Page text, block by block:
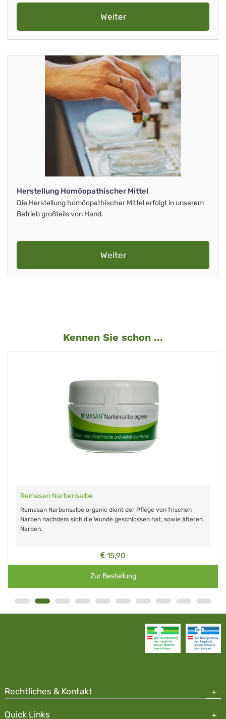
Weiter
Herstellung Homöopathischer Mittel
Die Herstellung homöopathischer Mittel erfolgt in unserem
Betrieb großteils von Hand.
Weiter
Kennen Sie schon ...
Remasan Narbensalbe
Remasan Narbensalbe organic dient der Pflege von frischen
Narben nachdem sich die Wunde geschlossen hat, sowie älteren
Narben.
15,90
Zur Bestellung
Rechtliches & Kontakt
Quick Links